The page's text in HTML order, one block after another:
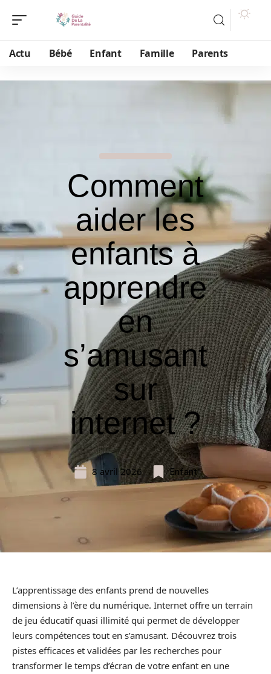
Actu Bébé Enfant Famille Parents
Comment
aider les
enfants à
apprendre
en
s’amusant
sur
internet ?
8 avril 2026 Enfant
L’apprentissage des enfants prend de nouvelles
dimensions à l’ère du numérique. Internet offre un terrain
de jeu éducatif quasi illimité qui permet de développer
leurs compétences tout en s’amusant. Découvrez trois
pistes efficaces et validées par les recherches pour
transformer le temps d’écran de votre enfant en une